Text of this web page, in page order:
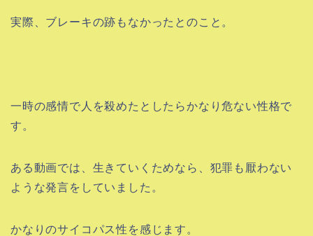
実際、ブレーキの跡もなかったとのこと。
一時の感情で人を殺めたとしたらかなり危ない性格で
す。
ある動画では、生きていくためなら、犯罪も厭わない
ような発言をしていました。
かなりのサイコパス性を感じます。